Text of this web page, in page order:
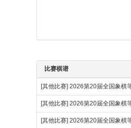
比赛棋谱
[其他比赛] 2026第20届全国象棋
[其他比赛] 2026第20届全国象棋
[其他比赛] 2026第20届全国象棋